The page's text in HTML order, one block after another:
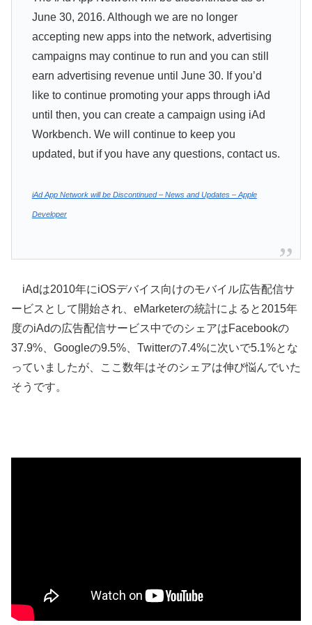
June 30, 2016. Although we are no longer
accepting new apps into the network, advertising
campaigns may continue to run and you can still
earn advertising revenue until June 30. If you’d
like to continue promoting your apps through iAd
until then, you can create a campaign using iAd
Workbench. We will continue to keep you
updated, but if you have any questions, contact us.
iAd App Network will be Discontinued – News and Updates – Apple
Developer
iAdは2010年にiOSデバイス向けのモバイル広告配信サ
ービスとして開始され、eMarketerの統計によると2015年
度のiAdの広告配信サービス中でのシェアはFacebookの
37.9%、Googleの9.5%、Twitterの7.4%に次いで5.1%とな
っていましたが、ここ数年はそのシェアは伸び悩んでいた
そうです。